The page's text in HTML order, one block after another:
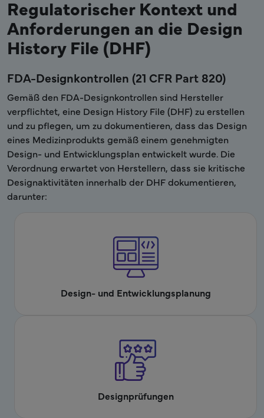
Regulatorischer Kontext und
Anforderungen an die Design
History File (DHF)
FDA-Designkontrollen (21 CFR Part 820)
Gemäß den FDA-Designkontrollen sind Hersteller
verpflichtet, eine Design History File (DHF) zu erstellen
und zu pflegen, um zu dokumentieren, dass das Design
eines Medizinprodukts gemäß einem genehmigten
Design- und Entwicklungsplan entwickelt wurde. Die
Verordnung erwartet von Herstellern, dass sie kritische
Designaktivitäten innerhalb der DHF dokumentieren,
darunter:
Design- und Entwicklungsplanung
Designprüfungen